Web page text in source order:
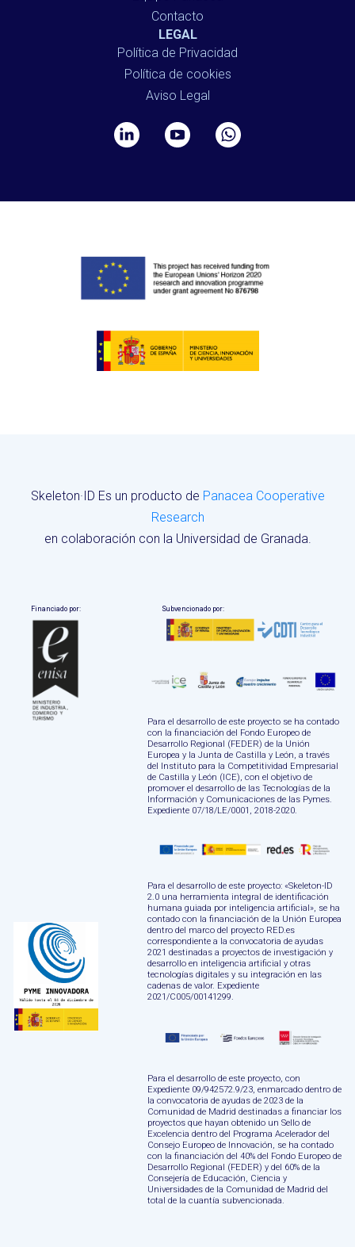
Contacto
LEGAL
Política de Privacidad
Política de cookies
Aviso Legal
Skeleton·ID Es un producto de Panacea Cooperative
Research
en colaboración con la Universidad de Granada.
Financiado por: Subvencionado por:
Para el desarrollo de este proyecto se ha contado
con la financiación del Fondo Europeo de
Desarrollo Regional (FEDER) de la Unión
Europea y la Junta de Castilla y León, a través
del Instituto para la Competitividad Empresarial
de Castilla y León (ICE), con el objetivo de
promover el desarrollo de las Tecnologías de la
Información y Comunicaciones de las Pymes.
Expediente 07/18/LE/0001, 2018-2020.
Para el desarrollo de este proyecto: «Skeleton-ID
2.0 una herramienta integral de identificación
humana guiada por inteligencia artificial», se ha
contado con la financiación de la Unión Europea
dentro del marco del proyecto RED.es
correspondiente a la convocatoria de ayudas
2021 destinadas a proyectos de investigación y
desarrollo en inteligencia artificial y otras
tecnologías digitales y su integración en las
cadenas de valor. Expediente
2021/C005/00141299.
Para el desarrollo de este proyecto, con
Expediente 09/942572.9/23, enmarcado dentro de
la convocatoria de ayudas de 2023 de la
Comunidad de Madrid destinadas a financiar los
proyectos que hayan obtenido un Sello de
Excelencia dentro del Programa Acelerador del
Consejo Europeo de Innovación, se ha contado
con la financiación del 40% del Fondo Europeo de
Desarrollo Regional (FEDER) y del 60% de la
Consejería de Educación, Ciencia y
Universidades de la Comunidad de Madrid del
total de la cuantía subvencionada.